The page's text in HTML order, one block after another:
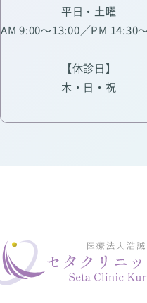
平日・土曜
AM 9:00～13:00／PM 14:30
【休診日】
木・日・祝